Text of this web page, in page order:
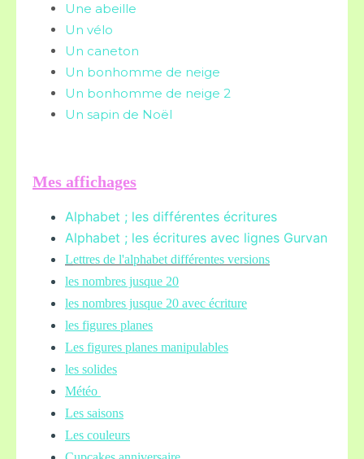
Une abeille
Un vélo
Un caneton
Un bonhomme de neige
Un bonhomme de neige 2
Un sapin de Noël
Mes affichages
Alphabet ; les différentes écritures
Alphabet ; les écritures avec lignes Gurvan
Lettres de l'alphabet différentes versions
les nombres jusque 20
les nombres jusque 20 avec écriture
les figures planes
Les figures planes manipulables
les solides
Météo
Les saisons
Les couleurs